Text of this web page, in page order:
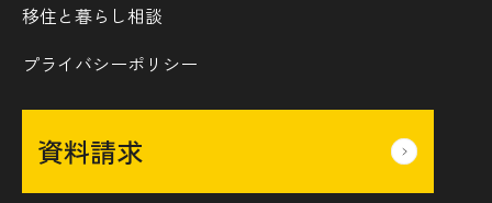
移住と暮らし相談
プライバシーポリシー
資料請求